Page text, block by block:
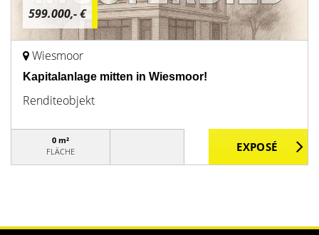
599.000,- €
Wiesmoor
Kapitalanlage mitten in Wiesmoor!
Renditeobjekt
0 m²
FLÄCHE